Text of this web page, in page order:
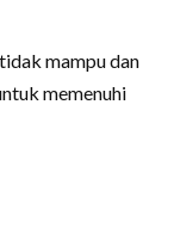
mampu dan
memenuhi